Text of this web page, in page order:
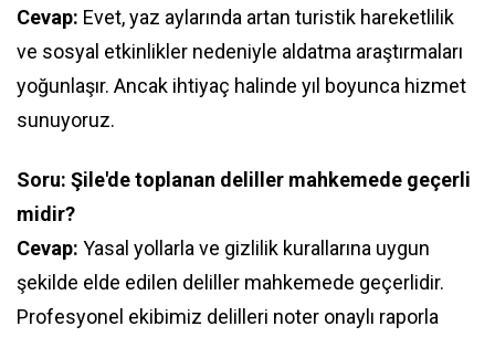
Cevap: Evet, yaz aylarında artan turistik hareketlilik
ve sosyal etkinlikler nedeniyle aldatma araştırmaları
yoğunlaşır. Ancak ihtiyaç halinde yıl boyunca hizmet
sunuyoruz.
Soru: Şile'de toplanan deliller mahkemede geçerli
midir?
Cevap: Yasal yollarla ve gizlilik kurallarına uygun
şekilde elde edilen deliller mahkemede geçerlidir.
Profesyonel ekibimiz delilleri noter onaylı raporla